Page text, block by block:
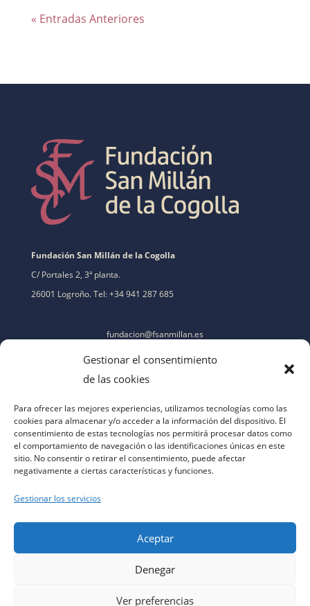
Gestionar el consentimiento
de las cookies
Para ofrecer las mejores experiencias, utilizamos tecnologías como las
cookies para almacenar y/o acceder a la información del dispositivo. El
consentimiento de estas tecnologías nos permitirá procesar datos como
el comportamiento de navegación o las identificaciones únicas en este
sitio. No consentir o retirar el consentimiento, puede afectar
negativamente a ciertas características y funciones.
Gestionar los servicios
Aceptar
Denegar
Ver preferencias
« Entradas Anteriores
Fundación San Millán de la Cogolla
C/ Portales 2, 3ª planta.
26001 Logroño. Tel: +34 941 287 685
fundacion@fsanmillan.es
política de privacidad|política de cookies